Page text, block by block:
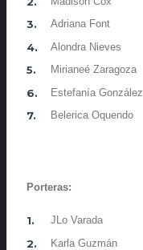
Adriana Font
Alondra Nieves
Mirianeé Zaragoza
Estefanía González
Belerica Oquendo
Porteras:
JLo Varada
Karla Guzmán